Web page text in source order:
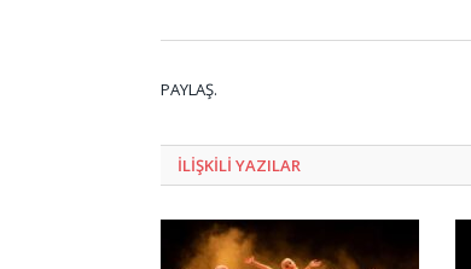
PAYLAŞ.
ILIŞKILI YAZILAR